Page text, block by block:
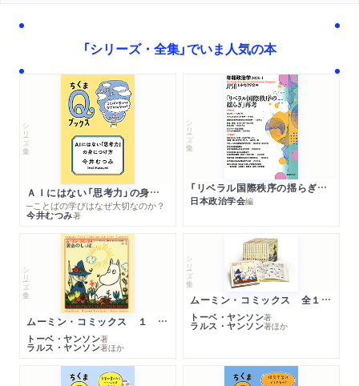
「シリーズ・全集」でいま人気の本
シリーズ・全集
ＡＩにはない「思考力」の身につけ方
─ことばの学びはなぜ大切なのか？
今井むつみ著
シリーズ・全集
「リベラル国際秩序の揺らぎ」再考 年報政治学２０２６‐Ⅰ
日本政治学会編
シリーズ・全集
ムーミン・コミックス １ 黄金のしっぽ
トーベ・ヤンソン著
ラルス・ヤンソン著ほか
シリーズ・全集
ムーミン・コミックス 全１４巻セット
トーベ・ヤンソン著
ラルス・ヤンソン著ほか